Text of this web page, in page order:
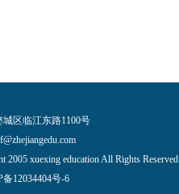
区临江东路1100号
xuexing education All Rights Reserved
备12034404号-6